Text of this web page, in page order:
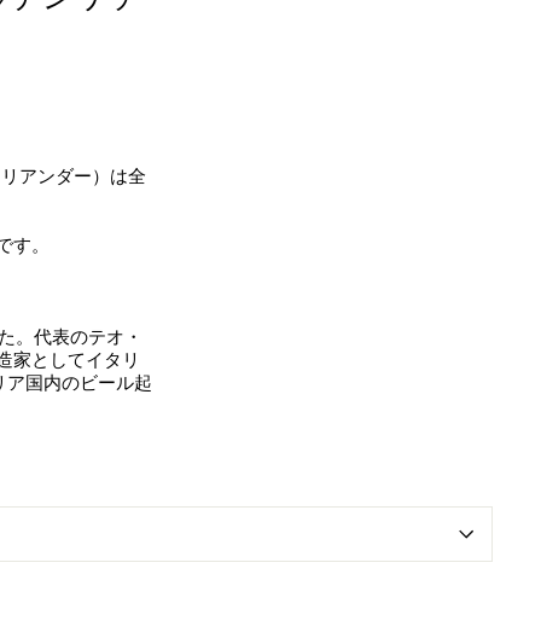
アンダー）は全
。
。代表のテオ・
家としてイタリ
ア国内のビール起